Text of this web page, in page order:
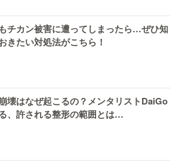
チカン被害に遭ってしまったら…ぜひ知
きたい対処法がこちら！
壊はなぜ起こるの？メンタリストDaiGo
、許される整形の範囲とは…